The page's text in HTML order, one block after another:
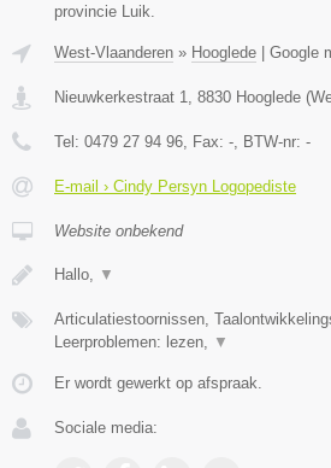
provincie Luik.
West-Vlaanderen » Hooglede Google
Nieuwkerkestraat 1 8830 Hooglede (
Tel: 0479 27 94 96 , Fax: - , BTW-nr: -
E-mail › Cindy Persyn Logopediste
Website onbekend
Hallo, ▼
Articulatiestoornissen,
Leerproblemen: lezen,
▼
Er wordt gewerkt op afspraak.
Sociale media: